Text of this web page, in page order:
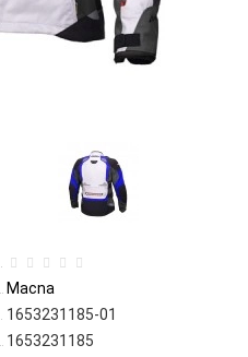
Macna
1653231185-01
1653231185